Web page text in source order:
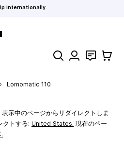
internationally.
検索 お問い合わ
カート
› Lomomatic 110
表示中のページからリダイレクトしま
クトする: United States. 現在のペー